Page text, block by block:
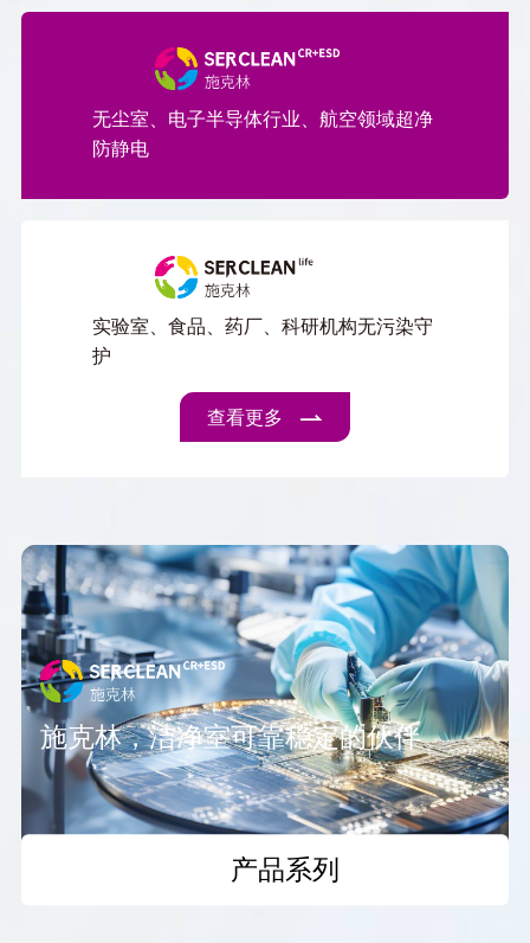
无尘室、电子半导体行业、航空领域超净
防静电
实验室、食品、药厂、科研机构无污染守
护
查看更多
施克林，洁净室可靠稳定的伙伴
产品系列